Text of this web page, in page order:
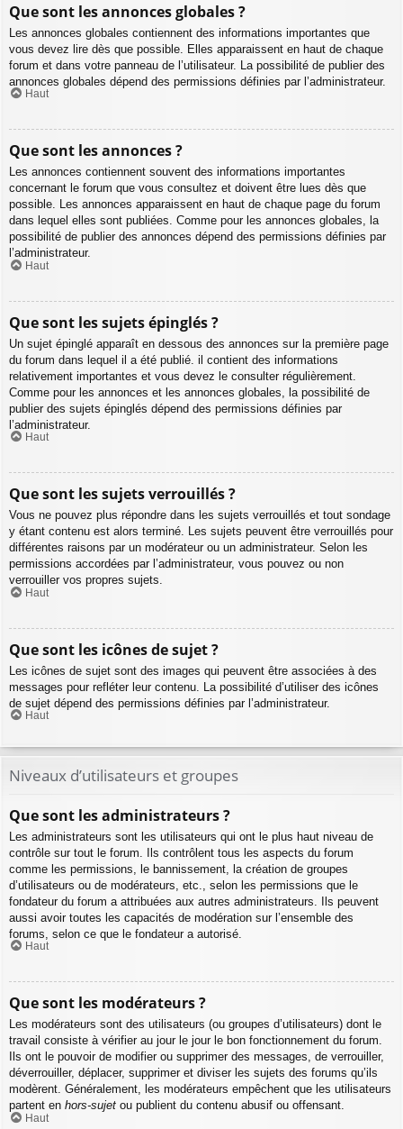
Que sont les annonces globales ?
Les annonces globales contiennent des informations importantes que
vous devez lire dès que possible. Elles apparaissent en haut de chaque
forum et dans votre panneau de l’utilisateur. La possibilité de publier des
annonces globales dépend des permissions définies par l’administrateur.
Haut
Que sont les annonces ?
Les annonces contiennent souvent des informations importantes
concernant le forum que vous consultez et doivent être lues dès que
possible. Les annonces apparaissent en haut de chaque page du forum
dans lequel elles sont publiées. Comme pour les annonces globales, la
possibilité de publier des annonces dépend des permissions définies par
l’administrateur.
Haut
Que sont les sujets épinglés ?
Un sujet épinglé apparaît en dessous des annonces sur la première page
du forum dans lequel il a été publié. il contient des informations
relativement importantes et vous devez le consulter régulièrement.
Comme pour les annonces et les annonces globales, la possibilité de
publier des sujets épinglés dépend des permissions définies par
l’administrateur.
Haut
Que sont les sujets verrouillés ?
Vous ne pouvez plus répondre dans les sujets verrouillés et tout sondage
y étant contenu est alors terminé. Les sujets peuvent être verrouillés pour
différentes raisons par un modérateur ou un administrateur. Selon les
permissions accordées par l’administrateur, vous pouvez ou non
verrouiller vos propres sujets.
Haut
Que sont les icônes de sujet ?
Les icônes de sujet sont des images qui peuvent être associées à des
messages pour refléter leur contenu. La possibilité d’utiliser des icônes
de sujet dépend des permissions définies par l’administrateur.
Haut
Niveaux d’utilisateurs et groupes
Que sont les administrateurs ?
Les administrateurs sont les utilisateurs qui ont le plus haut niveau de
contrôle sur tout le forum. Ils contrôlent tous les aspects du forum
comme les permissions, le bannissement, la création de groupes
d’utilisateurs ou de modérateurs, etc., selon les permissions que le
fondateur du forum a attribuées aux autres administrateurs. Ils peuvent
aussi avoir toutes les capacités de modération sur l’ensemble des
forums, selon ce que le fondateur a autorisé.
Haut
Que sont les modérateurs ?
Les modérateurs sont des utilisateurs (ou groupes d’utilisateurs) dont le
travail consiste à vérifier au jour le jour le bon fonctionnement du forum.
Ils ont le pouvoir de modifier ou supprimer des messages, de verrouiller,
déverrouiller, déplacer, supprimer et diviser les sujets des forums qu’ils
modèrent. Généralement, les modérateurs empêchent que les utilisateurs
partent en hors-sujet ou publient du contenu abusif ou offensant.
Haut